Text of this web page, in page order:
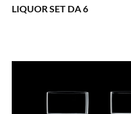
LIQUOR SET DA 6